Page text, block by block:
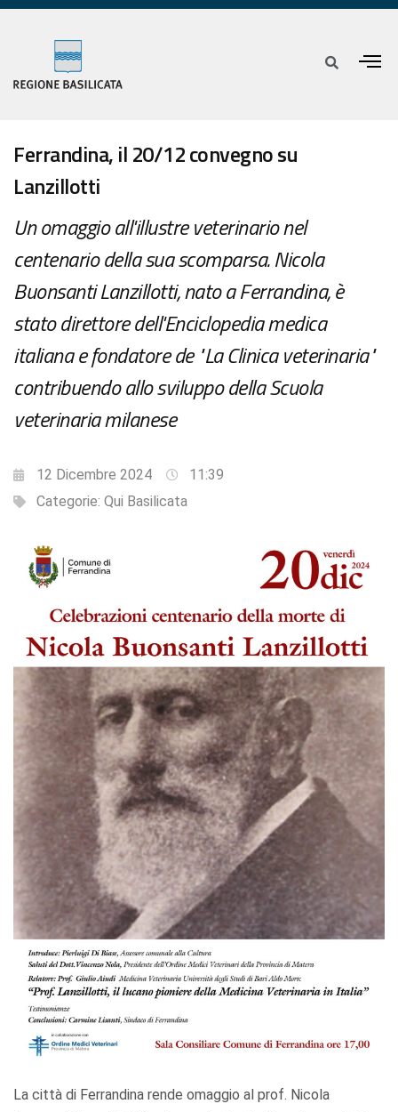
Ferrandina, il 20/12 convegno su
Lanzillotti
Un omaggio all'illustre veterinario nel
centenario della sua scomparsa. Nicola
Buonsanti Lanzillotti, nato a Ferrandina, è
stato direttore dell'Enciclopedia medica
italiana e fondatore de "La Clinica veterinaria"
contribuendo allo sviluppo della Scuola
veterinaria milanese
12 Dicembre 2024
11:39
Categorie: Qui Basilicata
La città di Ferrandina rende omaggio al prof. Nicola